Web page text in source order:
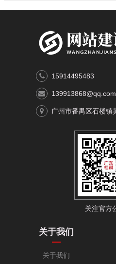
15914495483
139913868@qq.com
广州市番禺区石楼镇
关注官方
关于我们
关于我们